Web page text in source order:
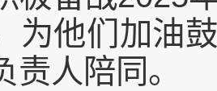
为他们加油
责人陪同。